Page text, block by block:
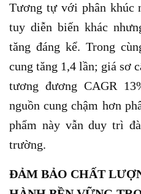
Tương tự với phân khúc
tuy diễn biến khác
tăng đáng kể. Trong
cung tăng 1,4 lần; giá sơ
tương đương CAGR
nguồn cung chậm hơn
phẩm này vẫn duy trì
trường.
ĐẢM BẢO CHẤT